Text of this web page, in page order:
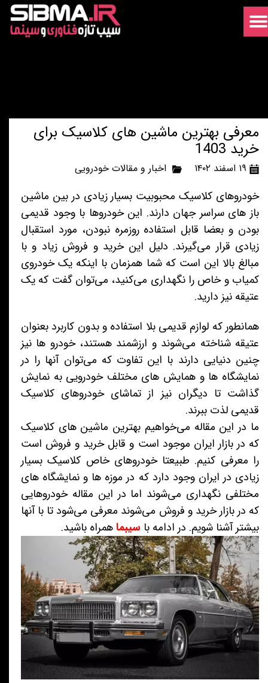
معرفی بهترین ماشین های کلاسیک برای
خرید 1403
۱۹ اسفند ۱۴۰۲ اخبار و مقالات خودرویی
خودروهای کلاسیک محبوبیت بسیار زیادی در بین ماشین
باز های سراسر جهان دارند. این خودروها با وجود قدیمی
بودن و بعضا قابل استفاده روزمره نبودن، مورد استقبال
زیادی قرار می‌گیرند. دلیل این خرید و فروش زیاد و با
مبالغ بالا این است که شما همزمان با اینکه یک خودروی
کمیاب و خاص را نگهداری می‌کنید، می‌توان گفت که یک
عتیقه نیز دارید.
همانطور که لوازم قدیمی بلا استفاده و بدون کاربرد بعنوان
عتیقه شناخته می‌شوند و ارزشمند هستند، خودرو ها نیز
چنین دنیایی دارند با این تفاوت که می‌توان آنها را در
نمایشگاه ها و همایش های مختلف خودرویی به نمایش
گذاشت تا دیگران نیز از تماشای خودروهای کلاسیک
قدیمی لذت ببرند.
ما در این مقاله می‌خواهیم بهترین ماشین های کلاسیک
که در بازار ایران موجود است و قابل خرید و فروش است
را معرفی کنیم. طبیعتا خودروهای خاص کلاسیک بسیار
زیادی در ایران وجود دارد که در موزه ها و نمایشگاه های
مختلفی نگهداری می‌شوند اما در این مقاله خودروهایی
که در بازار خرید و فروش می‌شوند معرفی می‌شود تا با آنها
بیشتر آشنا شویم. در ادامه با سیبماهمراه باشید.